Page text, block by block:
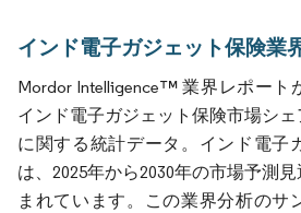
インド電子ガジェット保険業
Mordor Intelligence™ 業界レポート
インド電子ガジェット保険市場シ
に関する統計データ。インド電子
は、2025年から2030年の市場予測
まれています。この業界分析のサ